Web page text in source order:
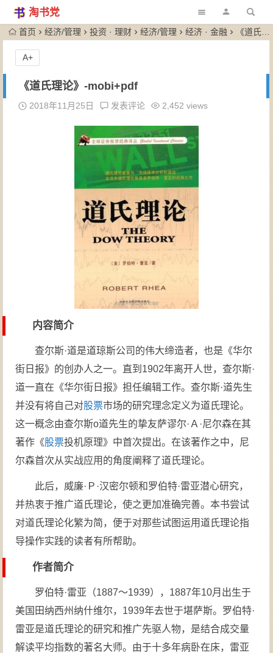
淘书党
首页 经济/管理 投资 · 理财 经济/管理 经济 · 金融 《道氏理论》-mobi+pdf
《道氏理论》-mobi+pdf
2018年11月25日 发表评论 2,452 views
内容简介
查尔斯·道是道琼斯公司的伟大缔造者，也是《华尔
街日报》的创办人之一。直到1902年离开人世，查尔斯·
道一直在《华尔街日报》担任编辑工作。查尔斯·道先生
并没有将自己对股票市场的研究理念定义为道氏理论。
这一概念由查尔斯o道先生的挚友萨谬尔·Ａ·尼尔森在其
著作《股票投机原理》中首次提出。在该著作之中，尼
尔森首次从实战应用的角度阐释了道氏理论。
此后，威廉·Ｐ·汉密尔顿和罗伯特·雷亚潜心研究，
并热衷于推广道氏理论，使之更加准确完善。本书尝试
对道氏理论化繁为简，便于对那些试图运用道氏理论指
导操作实践的读者有所帮助。
作者简介
罗伯特·雷亚（1887～1939），1887年10月出生于
美国田纳西州纳什维尔，1939年去世于堪萨斯。罗伯特·
雷亚是道氏理论的研究和推广先驱人物，是结合成交量
解读平均指数的著名大师。由于十多年病卧在床，雷亚
A+